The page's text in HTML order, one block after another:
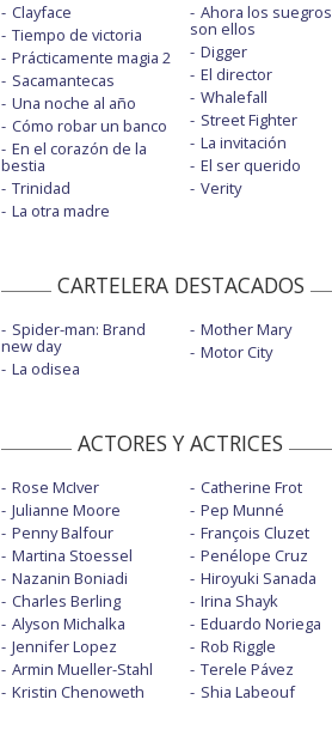
Clayface
Tiempo de victoria
Prácticamente magia 2
Sacamantecas
Una noche al año
Cómo robar un banco
En el corazón de la
bestia
Trinidad
La otra madre
Ahora los suegros
son ellos
Digger
El director
Whalefall
Street Fighter
La invitación
El ser querido
Verity
CARTELERA DESTACADOS
Spider-man: Brand
new day
La odisea
Mother Mary
Motor City
ACTORES Y ACTRICES
Rose McIver
Julianne Moore
Penny Balfour
Martina Stoessel
Nazanin Boniadi
Charles Berling
Alyson Michalka
Jennifer Lopez
Armin Mueller-Stahl
Kristin Chenoweth
Catherine Frot
Pep Munné
François Cluzet
Penélope Cruz
Hiroyuki Sanada
Irina Shayk
Eduardo Noriega
Rob Riggle
Terele Pávez
Shia Labeouf